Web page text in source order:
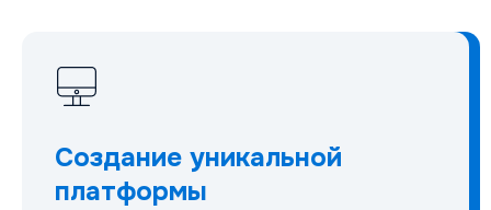
Создание уникальной
платформы